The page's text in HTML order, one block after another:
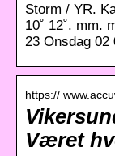
Storm / YR.
10˚ 12˚. mm.
23 Onsdag 02
https://
Været